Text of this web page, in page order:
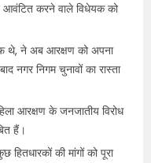
करने वाले विधेयक को
थे, ने अब आरक्षण को अपना
नगर निगम चुनावों का रास्ता
आरक्षण के जनजातीय विरोध
हैं।
की मांगों को पूरा